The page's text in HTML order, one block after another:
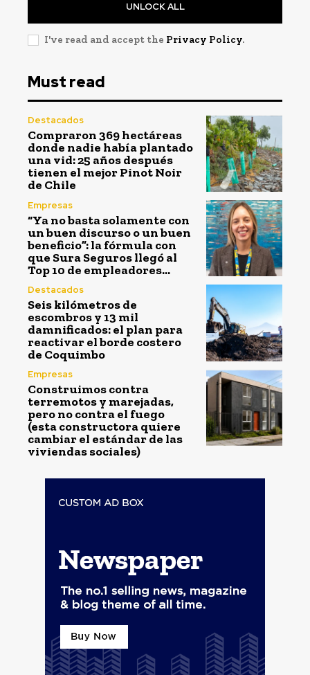
UNLOCK ALL
I've read and accept the Privacy Policy.
Must read
Destacados
Compraron 369 hectáreas
donde nadie había plantado
una vid: 25 años después
tienen el mejor Pinot Noir
de Chile
Empresas
“Ya no basta solamente con
un buen discurso o un buen
beneficio”: la fórmula con
que Sura Seguros llegó al
Top 10 de empleadores...
Destacados
Seis kilómetros de
escombros y 13 mil
damnificados: el plan para
reactivar el borde costero
de Coquimbo
Empresas
Construimos contra
terremotos y marejadas,
pero no contra el fuego
(esta constructora quiere
cambiar el estándar de las
viviendas sociales)